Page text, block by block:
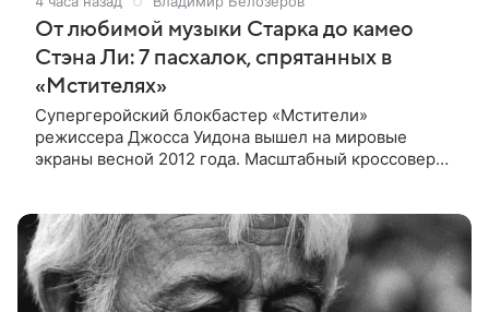
От любимой музыки Старка до камео
Стэна Ли: 7 пасхалок, спрятанных в
«Мстителях»
Супергеройский блокбастер «Мстители»
режиссера Джосса Уидона вышел на мировые
экраны весной 2012 года. Масштабный кроссовер